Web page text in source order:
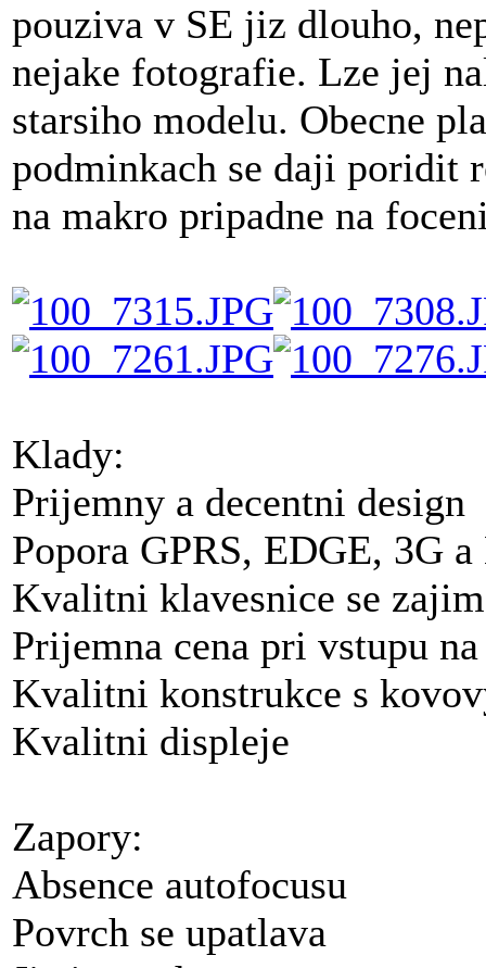
pouziva v SE jiz dlouho,
nejake fotografie. Lze jej
starsiho modelu. Obecne
podminkach se daji poridit
na makro pripadne na
Klady:
Prijemny a decentni design
Popora GPRS, EDGE, 3G
Kvalitni klavesnice se
Prijemna cena pri vstupu
Kvalitni konstrukce s
Kvalitni displeje
Zapory:
Absence autofocusu
Povrch se upatlava